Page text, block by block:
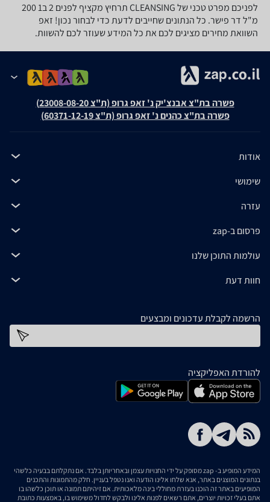
לפניכם מפרט טכני של CLEANSING תרחיץ מקציף לפנים 2 ב1 200
מ"ל ‏דר פישר. כל הנתונים שחייבים לדעת כדי לבחור נכון! זאפ
השוואת מחירים מציגים לכם את כל המידע שעוזר לכם להשוות.
פשרה בת"צ אבנצ'יק נ' זאפ גרופ (ת"צ 23008-08-20)
פשרה בת"צ כהנים נ' זאפ גרופ (ת"צ 60371-12-19)
אודות
שימושי
עזרה
פרסום ב-zap
עולמות התוכן שלנו
חוות דעת
הרשמה לקבלת עדכונים ומבצעים
להורדת האפליקציה
המידע המופיע ב- zap מסופק על ידי החנויות עצמן ובאחריותן בלבד. אם נתקלתם בבעיה כלשהי
בנתונים המוצגים באתר, אנא שלחו אלינו הודעה ואנו נטפל בעניין. חלק מהתמונות והתכנים
המופיעים באתר זה הוכנו בעזרת מחוללי בינה מלאכותית. אם זיהיתם תמונה או תוכן כלשהו בו
אתם בעלי זכויות יוצרים, אתם רשאים לפנות אלינו ולבקש לחדול משימוש בו, באמצעות כתובת